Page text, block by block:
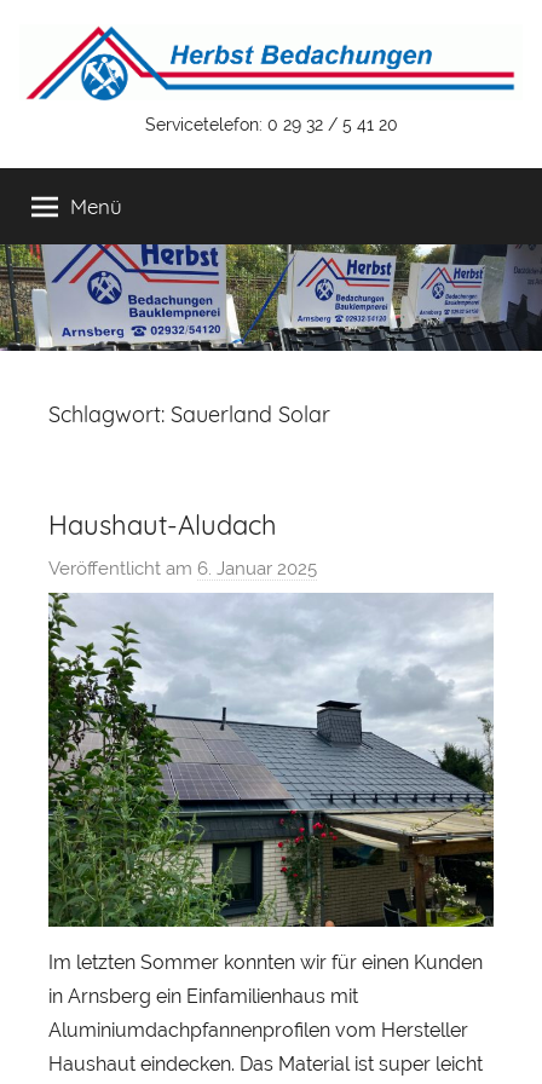
springen
Herbst
Bedachungen
GmbH
&
Servicetelefon: 0 29 32 / 5 41 20
Menü
Schlagwort: Sauerland Solar
Haushaut-Aludach
Veröffentlicht am 6. Januar 2025
o
n
S
b
a
s
t
i
a
n
r
b
s
Im letzten Sommer konnten wir für einen Kunden
in Arnsberg ein Einfamilienhaus mit
Aluminiumdachpfannenprofilen vom Hersteller
Haushaut eindecken. Das Material ist super leicht